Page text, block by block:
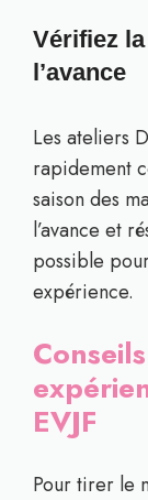
Vérifiez
l’avance
Les ateliers
rapidement
saison des
l’avance et
possible
expérience.
EVJF
Pour tirer le